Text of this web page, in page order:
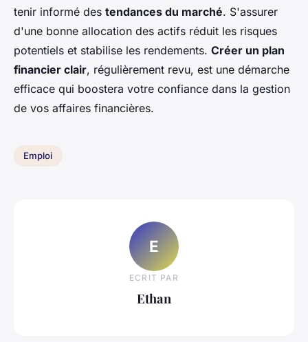
tenir informé des tendances du marché. S'assurer
d'une bonne allocation des actifs réduit les risques
potentiels et stabilise les rendements. Créer un plan
financier clair, régulièrement revu, est une démarche
efficace qui boostera votre confiance dans la gestion
de vos affaires financières.
Emploi
E
ECRIT PAR
Ethan